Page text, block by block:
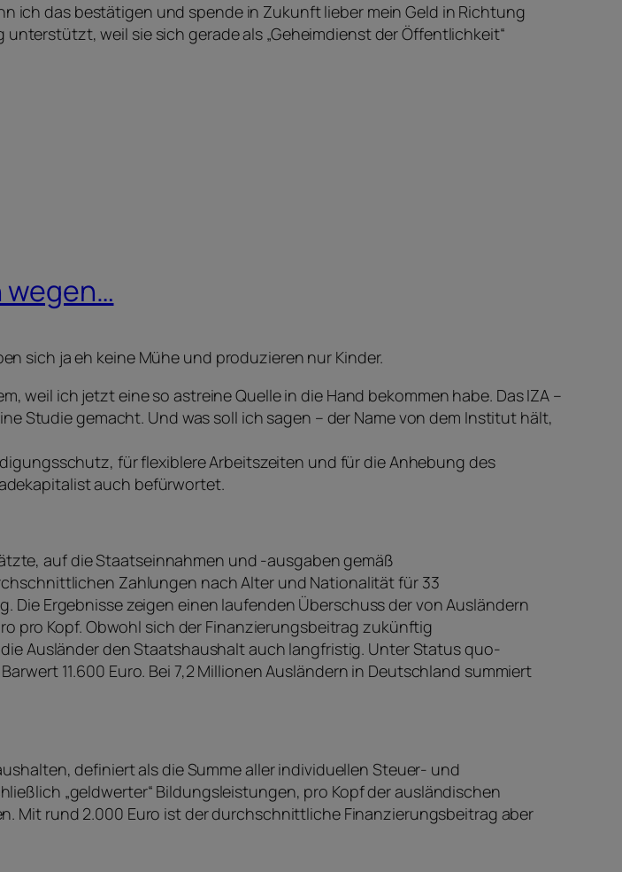
ich das bestätigen und spende in Zukunft lieber mein Geld in Richtung
weil sie sich gerade als „Geheimdienst der Öffentlichkeit“
wegen…
sich ja eh keine Mühe und produzieren nur Kinder.
weil ich jetzt eine so astreine Quelle in die Hand bekommen habe. Das IZA –
Studie gemacht. Und was soll ich sagen – der Name von dem Institut hält,
für flexiblere Arbeitszeiten und für die Anhebung des
auch befürwortet.
auf die Staatseinnahmen und -ausgaben gemäß
Zahlungen nach Alter und Nationalität für 33
Ergebnisse zeigen einen laufenden Überschuss der von Ausländern
pro Kopf. Obwohl sich der Finanzierungsbeitrag zukünftig
Ausländer den Staatshaushalt auch langfristig. Unter Status quo-
11.600 Euro. Bei 7,2 Millionen Ausländern in Deutschland summiert
definiert als die Summe aller individuellen Steuer- und
„geldwerter“ Bildungsleistungen, pro Kopf der ausländischen
Mit rund 2.000 Euro ist der durchschnittliche Finanzierungsbeitrag aber